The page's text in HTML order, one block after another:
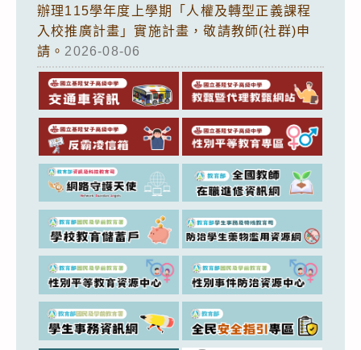
辦理115學年度上學期「人權及轉型正義課程
入校推廣計畫」實施計畫，敬請教師(社群)申
請。 2026-08-06